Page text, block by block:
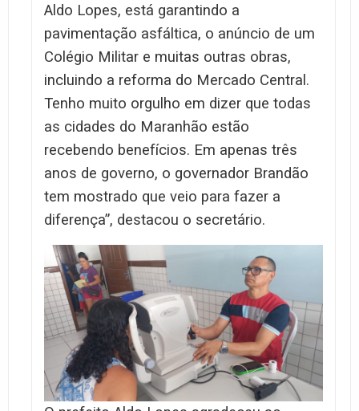
Aldo Lopes, está garantindo a
pavimentação asfáltica, o anúncio de um
Colégio Militar e muitas outras obras,
incluindo a reforma do Mercado Central.
Tenho muito orgulho em dizer que todas
as cidades do Maranhão estão
recebendo benefícios. Em apenas três
anos de governo, o governador Brandão
tem mostrado que veio para fazer a
diferença”, destacou o secretário.